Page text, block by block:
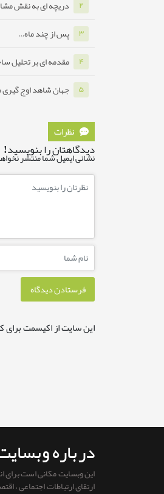
۲ دریچه ای به نقش
۳ پس از چند ماه…
۴ مقدمه ای بر تحلیل
۵ جهان شاهد اوج گیری
نظرات
دیدگاهتان را بنویسید!
نشانی ایمیل شما منتشر
این سایت از اکیسمت
درباره
این وبسایت مکانی است برای
ارتقای ارتباطات اجتماعی ،